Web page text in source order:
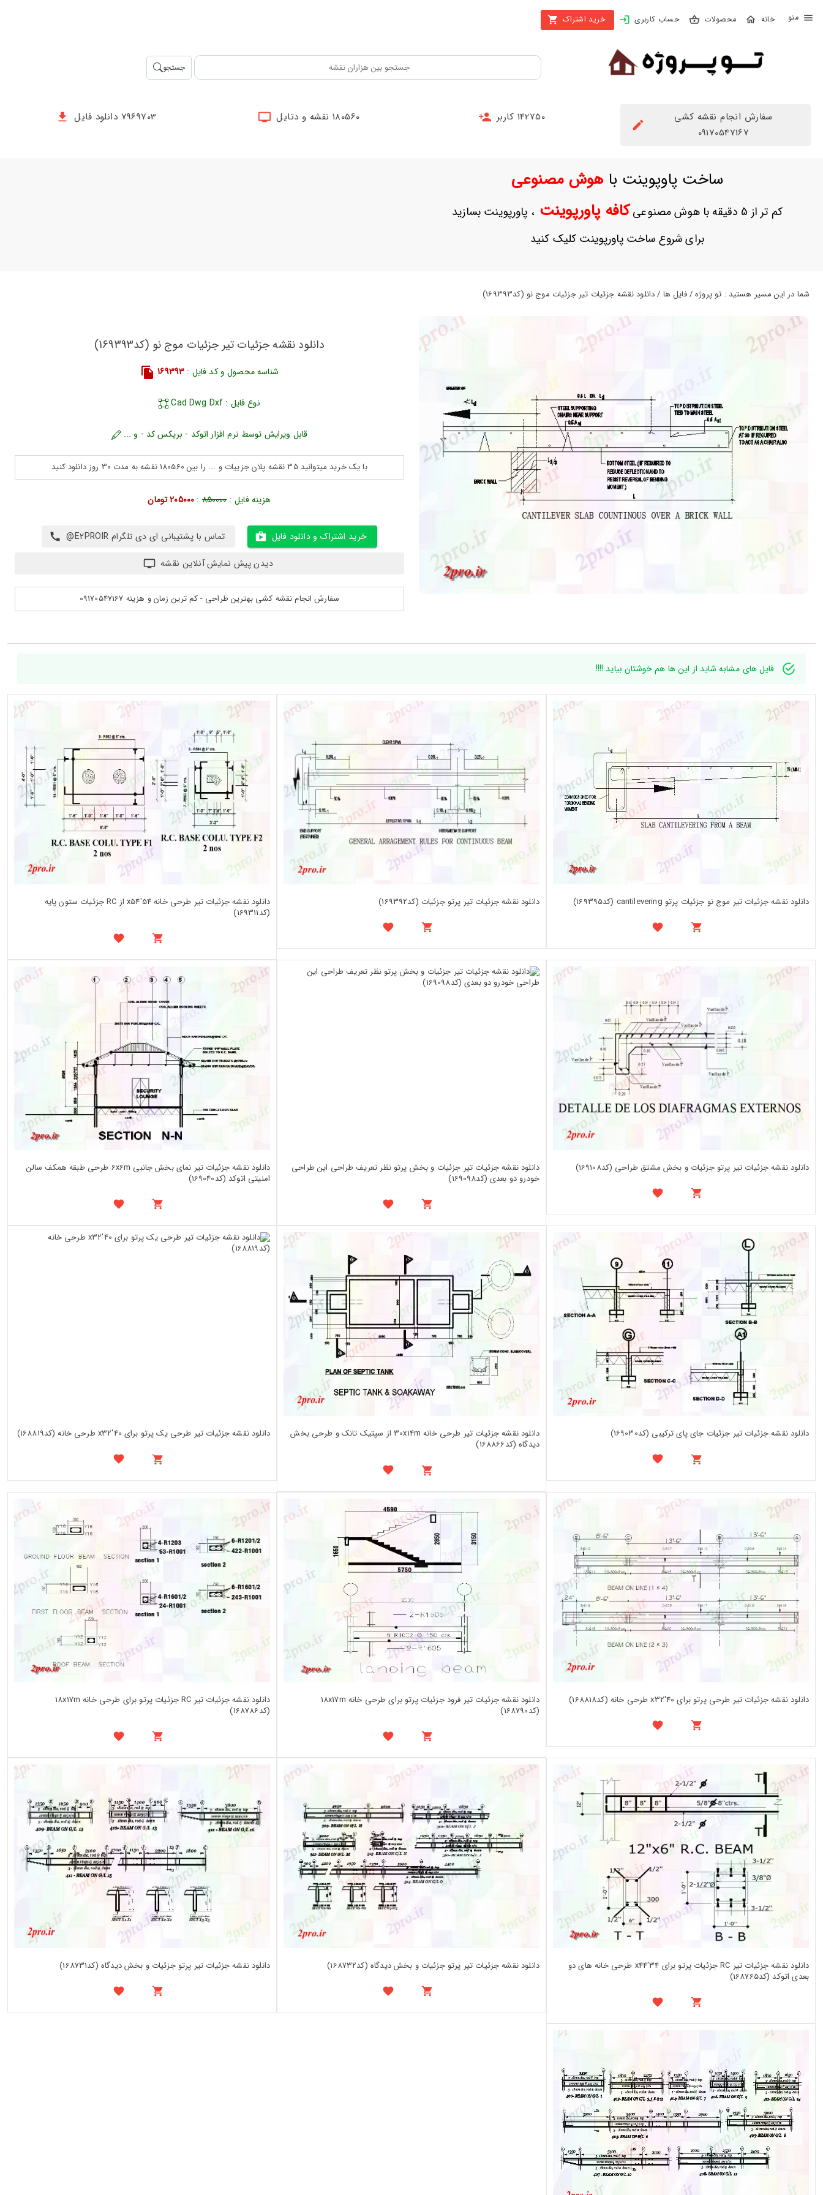
محصولات حساب کاربری خرید اشتراک
بستن
محصولات
حساب
ثبت
علاقه
مندی
جستجو
سفارش انجام نقشه کشی
09170547167
142750 کاربر 180560 نقشه و دتایل 7969703 دانلود فایل
ساخت پاوپوینت باهوش مصنوعی
کم تر از 5 دقیقه با هوش مصنوعی کافه پاورپوینت، پاورپوینت بسازید
برای شروع ساخت پاورپوینت کلیک کنید
شما در این مسیر هستید : تو پروژه / فایل ها / دانلود نقشه جزئیات تیر جزئیات موج نو (کد169393)
دانلود نقشه جزئیات تیر جزئیات موج نو (کد169393)
شناسه محصول و کد فایل : 169393
نوع فایل : Cad Dwg Dxf
قابل ویرایش توسط نرم افزار اتوکد - بریکس کد - و ...
با یک خرید میتوانید 35 نقشه پلان جزییات و ... را بین 180560 نقشه به مدت 30 روز دانلود کنید
هزینه فایل :850000
: 205000 تومان
خرید اشتراک و دانلود فایل
تماس با پشتیبانی ای دی تلگرام E2PROIR@
دیدن پیش نمایش آنلاین نقشه
سفارش انجام نقشه کشی بهترین طراحی - کم ترین زمان و هزینه 09170547167
فایل های مشابه شاید از این ها هم خوشتان بیاید !!!!
دانلود نقشه جزئیات تیر موج نو جزئیات پرتو cantilevering (کد169395) دانلود نقشه جزئیات تیر پرتو جزئیات (کد169392)
دانلود نقشه جزئیات تیر طرحی خانه 54'x54 از RC جزئیات ستون پایه
(کد169311)
دانلود نقشه جزئیات تیر پرتو جزئیات و بخش مشتق طراحی (کد169108)
دانلود نقشه جزئیات تیر جزئیات و بخش پرتو نظر تعریف طراحی این طراحی
خودرو دو بعدی (کد169098)
دانلود نقشه جزئیات تیر نمای بخش جانبی 6x6m طرحی طبقه همکف سالن
امنیتی اتوکد (کد169040)
دانلود نقشه جزئیات تیر جزئیات جای پای ترکیبی (کد169030)
دانلود نقشه جزئیات تیر طرحی خانه 30x14m از سپتیک تانک و طرحی بخش
دیدگاه (کد168866)
دانلود نقشه جزئیات تیر طرحی یک پرتو برای 40'x32 طرحی خانه (کد168819)
دانلود نقشه جزئیات تیر طرحی پرتو برای 40'x32 طرحی خانه (کد168818)
دانلود نقشه جزئیات تیر فرود جزئیات پرتو برای طرحی خانه 18x17m
(کد168790)
دانلود نقشه جزئیات تیر RC جزئیات پرتو برای طرحی خانه 18x17m
(کد168786)
دانلود نقشه جزئیات تیر RC جزئیات پرتو برای 34'x44 طرحی خانه های دو
بعدی اتوکد (کد168765)
دانلود نقشه جزئیات تیر پرتو جزئیات و بخش دیدگاه (کد168732) دانلود نقشه جزئیات تیر پرتو جزئیات و بخش دیدگاه (کد168731)